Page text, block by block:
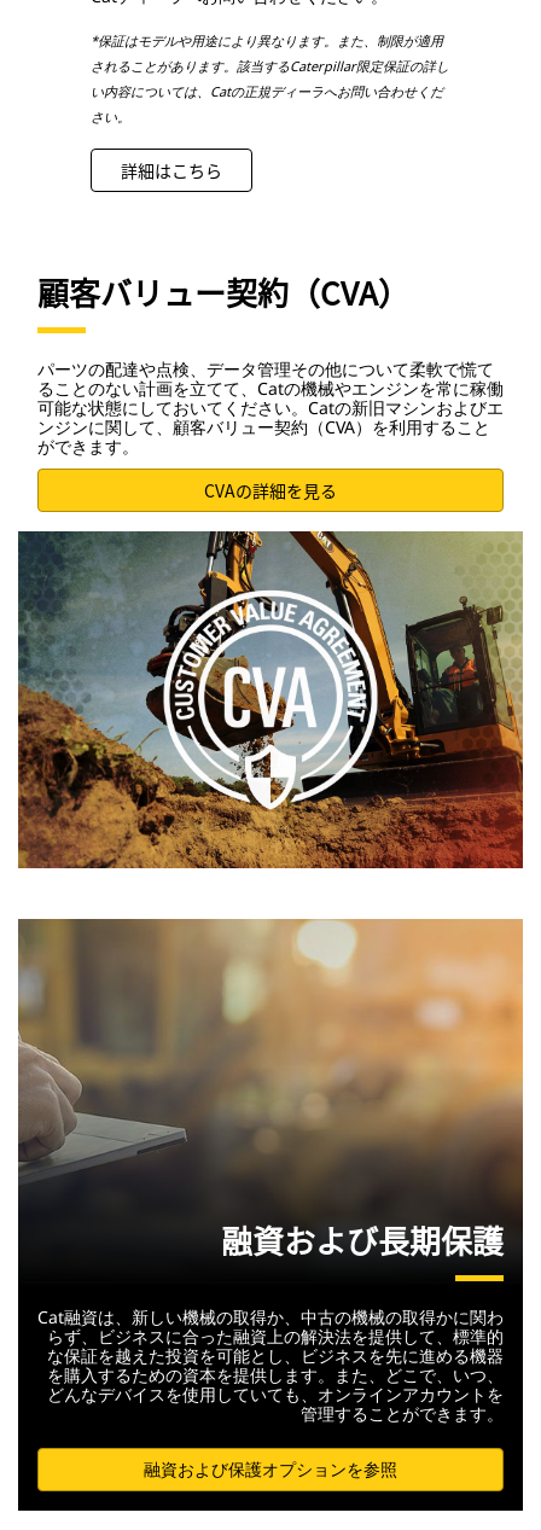
*保証はモデルや用途により異なります。また、制限が適用
されることがあります。該当するCaterpillar限定保証の詳し
い内容については、Catの正規ディーラへお問い合わせくだ
さい。
詳細はこちら
顧客バリュー契約（CVA）
パーツの配達や点検、データ管理その他について柔軟で慌て
ることのない計画を立てて、Catの機械やエンジンを常に稼働
可能な状態にしておいてください。Catの新旧マシンおよびエ
ンジンに関して、顧客バリュー契約（CVA）を利用すること
ができます。
CVAの詳細を見る
融資および長期保護
Cat融資は、新しい機械の取得か、中古の機械の取得かに関わ
らず、ビジネスに合った融資上の解決法を提供して、標準的
な保証を越えた投資を可能とし、ビジネスを先に進める機器
を購入するための資本を提供します。また、どこで、いつ、
どんなデバイスを使用していても、オンラインアカウントを
管理することができます。
融資および保護オプションを参照